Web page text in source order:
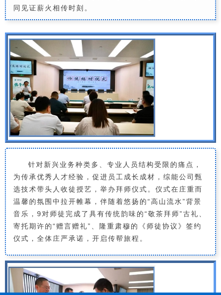
同见证薪火相传时刻。
针对新兴业务种类多、专业人员结构受限的痛点，
为传承优秀人才经验，促进员工成长成材，综能公司甄
选技术带头人收徒授艺，举办拜师仪式。仪式在庄重而
温馨的氛围中拉开帷幕，伴随着悠扬的“高山流水”背景
音乐，9对师徒完成了具有传统韵味的“敬茶拜师”古礼、
寄托期许的“赠言赠礼”、隆重肃穆的《师徒协议》签约
仪式，全体庄严承诺，开启传帮旅程。